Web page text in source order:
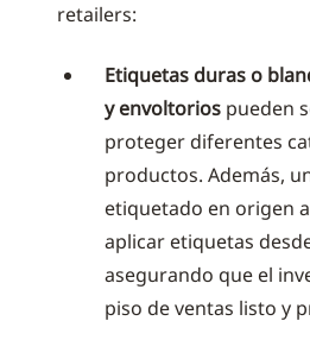
retailers:
Etiquetas duras o
y envoltorios pueden
proteger diferentes
productos. Además,
etiquetado en origen
aplicar etiquetas
asegurando que el
piso de ventas listo y